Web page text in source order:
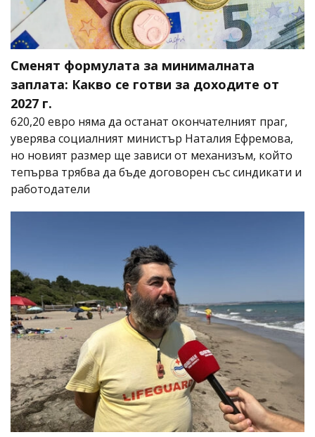
Сменят формулата за минималната
заплата: Какво се готви за доходите от
2027 г.
620,20 евро няма да останат окончателният праг,
уверява социалният министър Наталия Ефремова,
но новият размер ще зависи от механизъм, който
тепърва трябва да бъде договорен със синдикати и
работодатели